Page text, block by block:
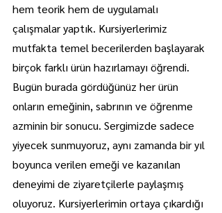
hem teorik hem de uygulamalı
çalışmalar yaptık. Kursiyerlerimiz
mutfakta temel becerilerden başlayarak
birçok farklı ürün hazırlamayı öğrendi.
Bugün burada gördüğünüz her ürün
onların emeğinin, sabrının ve öğrenme
azminin bir sonucu. Sergimizde sadece
yiyecek sunmuyoruz, aynı zamanda bir yıl
boyunca verilen emeği ve kazanılan
deneyimi de ziyaretçilerle paylaşmış
oluyoruz. Kursiyerlerimin ortaya çıkardığı